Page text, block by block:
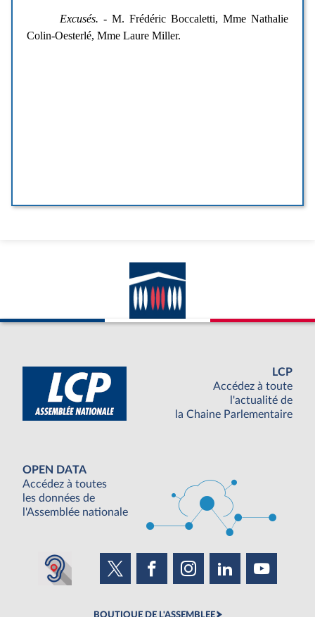
LCP
Accédez à toute
l'actualité de
la Chaine Parlementaire
OPEN DATA
Accédez à toutes
les données de
l'Assemblée nationale
BOUTIQUE DE L'ASSEMBLEE